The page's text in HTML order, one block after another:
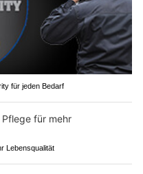
für jeden Bedarf
Lebensqualität